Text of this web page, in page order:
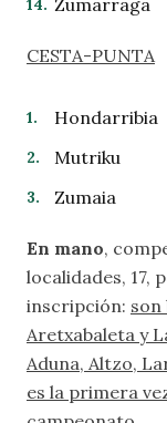
Zumarraga
CESTA-PUNTA
Hondarribia
Mutriku
Zumaia
En mano,
localidades, 17,
inscripción: son
Aretxabaleta y
Aduna, Altzo,
es la primera